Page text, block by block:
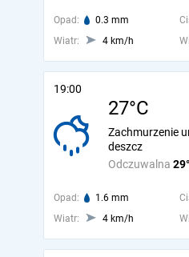
Opad: 0.3 mm
Wiatr:
4 km/h
19:00
27°C
Odczuwalna
Zachmurzenie
deszcz
Opad: 1.6 mm
Wiatr:
4 km/h